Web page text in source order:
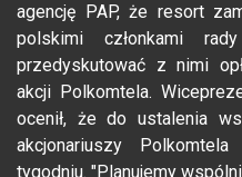
agencję PAP, że resort
polskimi członkami
przedyskutować z nimi
akcji Polkomtela.
ocenił, że do ustalenia
akcjonariuszy
tygodniu. "Planujemy